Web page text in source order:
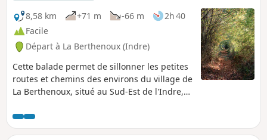
8,58 km
+71 m -66 m
2h 40
Facile
Départ à La Berthenoux (Indre)
Cette balade permet de sillonner les petites
routes et chemins des environs du village de
La Berthenoux, situé au Sud-Est de l'Indre,
découvrir le patrimoine et de beaux points
de vue de la vallée de l'Igneraie.